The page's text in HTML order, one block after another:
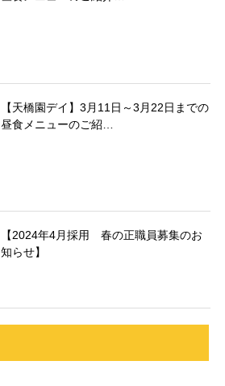
【天橋園デイ】3月11日～3月22日までの
昼食メニューのご紹…
【2024年4月採用 春の正職員募集のお
知らせ】